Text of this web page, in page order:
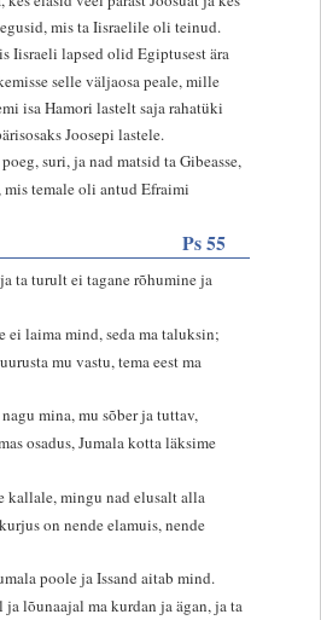
mis ta Iisraelile oli teinud.
Iisraeli lapsed olid Egiptusest ära
selle väljaosa peale, mille
isa Hamori lastelt saja rahatüki
Joosepi lastele.
suri, ja nad matsid ta Gibeasse,
temale oli antud Efraimi
Ps 55
ta turult ei tagane rõhumine ja
ei laima mind, seda ma taluksin;
mu vastu, tema eest ma
mina, mu sõber ja tuttav,
osadus, Jumala kotta läksime
kallale, mingu nad elusalt alla
on nende elamuis, nende
poole ja Issand aitab mind.
lõunaajal ma kurdan ja ägan, ja ta